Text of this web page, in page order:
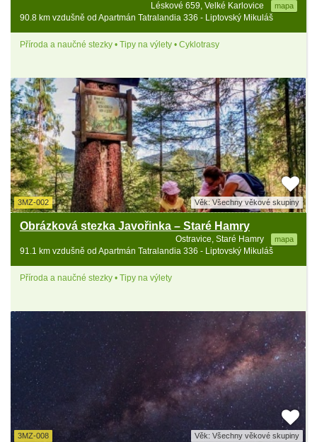
Léskové 659, Velké Karlovice mapa
90.8 km vzdušně od Apartmán Tatralandia 336 - Liptovský Mikuláš
Příroda a naučné stezky • Tipy na výlety • Cyklotrasy
3MZ-002 Věk: Všechny věkové skupiny
Obrázková stezka Javořinka – Staré Hamry
Ostravice, Staré Hamry mapa
91.1 km vzdušně od Apartmán Tatralandia 336 - Liptovský Mikuláš
Příroda a naučné stezky • Tipy na výlety
3MZ-008 Věk: Všechny věkové skupiny